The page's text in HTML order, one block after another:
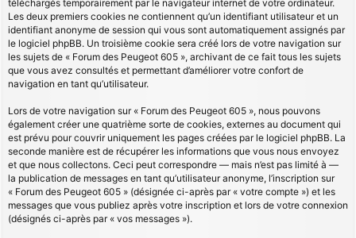
téléchargés temporairement par le navigateur internet de votre ordinateur.
Les deux premiers cookies ne contiennent qu’un identifiant utilisateur et un
identifiant anonyme de session qui vous sont automatiquement assignés par
le logiciel phpBB. Un troisième cookie sera créé lors de votre navigation sur
les sujets de « Forum des Peugeot 605 », archivant de ce fait tous les sujets
que vous avez consultés et permettant d’améliorer votre confort de
navigation en tant qu’utilisateur.
Lors de votre navigation sur « Forum des Peugeot 605 », nous pouvons
également créer une quatrième sorte de cookies, externes au document qui
est prévu pour couvrir uniquement les pages créées par le logiciel phpBB. La
seconde manière est de récupérer les informations que vous nous envoyez
et que nous collectons. Ceci peut correspondre — mais n’est pas limité à —
la publication de messages en tant qu’utilisateur anonyme, l’inscription sur
« Forum des Peugeot 605 » (désignée ci-après par « votre compte ») et les
messages que vous publiez après votre inscription et lors de votre connexion
(désignés ci-après par « vos messages »).